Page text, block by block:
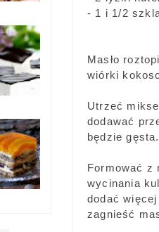
- 1 i 1/2
Masło
wiórki
Utrzeć
dodawać
będzie
Formować z
wycinania
dodać
zagnieść